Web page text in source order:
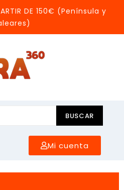
DE 150€ (Península y
BUSCAR
Mi cuenta